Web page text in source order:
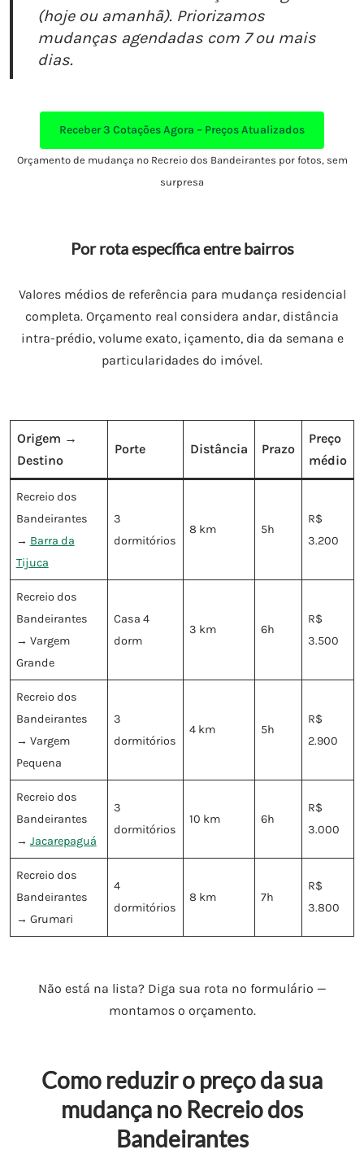
(hoje ou amanhã). Priorizamos
mudanças agendadas com 7 ou mais
dias.
Receber3 Cotações Agora – Preços Atualizados
Orçamento de mudança no Recreio dos Bandeirantes por fotos, sem
surpresa
Por rota específica entre bairros
Valores médios de referência para mudança residencial
completa. Orçamento real considera andar, distância
intra-prédio, volume exato, içamento, dia da semana e
particularidades do imóvel.
Origem →
Destino
Porte Distância Prazo
Preço
médio
Recreio dos
Bandeirantes
→ Barra da
Tijuca
3
dormitórios
8 km 5h
R$
3.200
Recreio dos
Bandeirantes
→ Vargem
Grande
Casa 4
dorm
3 km 6h
R$
3.500
Recreio dos
Bandeirantes
→ Vargem
Pequena
3
dormitórios
4 km 5h
R$
2.900
Recreio dos
Bandeirantes
→ Jacarepaguá
3
dormitórios
10 km 6h
R$
3.000
Recreio dos
Bandeirantes
→ Grumari
4
dormitórios
8 km 7h
R$
3.800
Não está na lista? Diga sua rota no formulário —
montamos o orçamento.
Como reduzir o preço da sua
mudança no Recreio dos
Bandeirantes